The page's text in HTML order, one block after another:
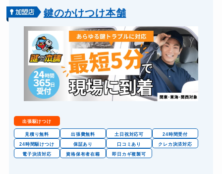
バイクカギ開け
バイクカギ作成 16,500円～(税込)
スーツケースカギ開け 8,800円～(税込)
スーツケースカギ作成 8,800円～(税込)
金庫カギ開け 14,300円～(税込)
金庫カギ修理 11,000円～(税込)
金庫カギ交換
ロッカーカギ開け 8,800円～(税込)
ドアノブカギ開け 10,780円～(税込)
鍵のかけつけ本舗
出張駆けつけ
見積り無料 出張費無料 土日祝対応可
24時間受付
24時間駆けつけ
保証あり 口コミあり
クレカ決済対応
電子決済対応
資格保有者在籍 即日カギ複製可